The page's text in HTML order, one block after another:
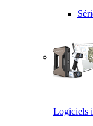
Logiciels